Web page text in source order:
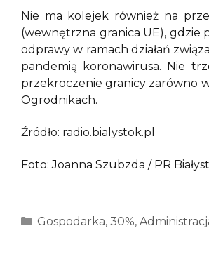
Nie ma kolejek również na
(wewnętrzna granica UE), gdzie
odprawy w ramach działań
pandemią koronawirusa. Nie
przekroczenie granicy zarówno
Ogrodnikach.
Źródło: radio.bialystok.pl
Foto: Joanna Szubzda / PR
Kategorie
Gospodarka, 30%,